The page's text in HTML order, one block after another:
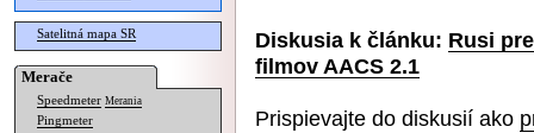
Satelitná mapa SR
Merače
Speedmeter Merania
Pingmeter
Diskusia k článku: Rusi
filmov AACS 2.1
Prispievajte do diskusií ako